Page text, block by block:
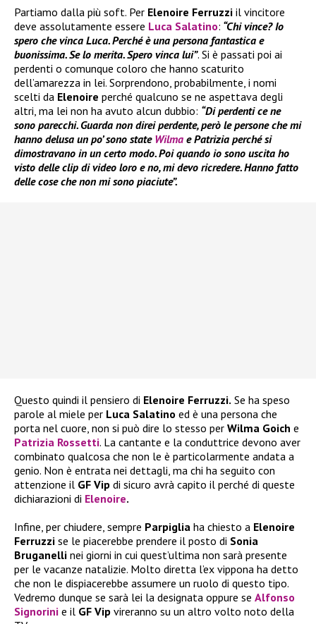
Partiamo dalla più soft. Per Elenoire Ferruzzi il vincitore
deve assolutamente essere Luca Salatino: “Chi vince? Io
spero che vinca Luca. Perché è una persona fantastica e
buonissima. Se lo merita. Spero vinca lui”. Si è passati poi ai
perdenti o comunque coloro che hanno scaturito
dell’amarezza in lei. Sorprendono, probabilmente, i nomi
scelti da Elenoire perché qualcuno se ne aspettava degli
altri, ma lei non ha avuto alcun dubbio: “Di perdenti ce ne
sono parecchi. Guarda non direi perdente, però le persone che mi
hanno delusa un po’ sono state Wilma e Patrizia perché si
dimostravano in un certo modo. Poi quando io sono uscita ho
visto delle clip di video loro e no, mi devo ricredere. Hanno fatto
delle cose che non mi sono piaciute”.
Questo quindi il pensiero di Elenoire Ferruzzi. Se ha speso
parole al miele per Luca Salatino ed è una persona che
porta nel cuore, non si può dire lo stesso per Wilma Goich e
Patrizia Rossetti. La cantante e la conduttrice devono aver
combinato qualcosa che non le è particolarmente andata a
genio. Non è entrata nei dettagli, ma chi ha seguito con
attenzione il GF Vip di sicuro avrà capito il perché di queste
dichiarazioni di Elenoire.
Infine, per chiudere, sempre Parpiglia ha chiesto a Elenoire
Ferruzzi se le piacerebbe prendere il posto di Sonia
Bruganelli nei giorni in cui quest’ultima non sarà presente
per le vacanze natalizie. Molto diretta l’ex vippona ha detto
che non le dispiacerebbe assumere un ruolo di questo tipo.
Vedremo dunque se sarà lei la designata oppure se Alfonso
Signorini e il GF Vip vireranno su un altro volto noto della